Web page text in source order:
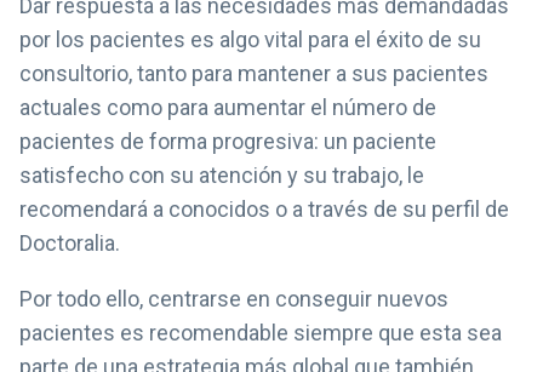
Dar respuesta a las necesidades más demandadas
por los pacientes es algo vital para el éxito de su
consultorio, tanto para mantener a sus pacientes
actuales como para aumentar el número de
pacientes de forma progresiva: un paciente
satisfecho con su atención y su trabajo, le
recomendará a conocidos o a través de su perfil de
Doctoralia.
Por todo ello, centrarse en conseguir nuevos
pacientes es recomendable siempre que esta sea